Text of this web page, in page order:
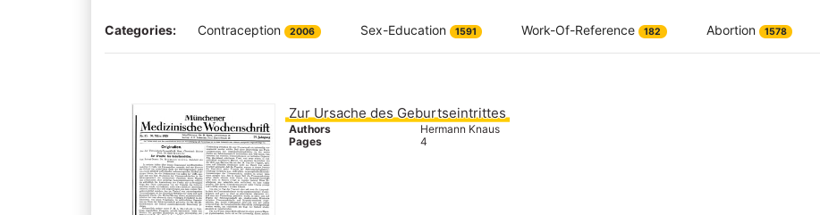
Categories: Contraception 2006 Sex-Education 1591 Work-Of-Reference 182 Abortion 1578
Zur Ursache des Geburtseintrittes
Authors
Hermann Knaus
Pages
4